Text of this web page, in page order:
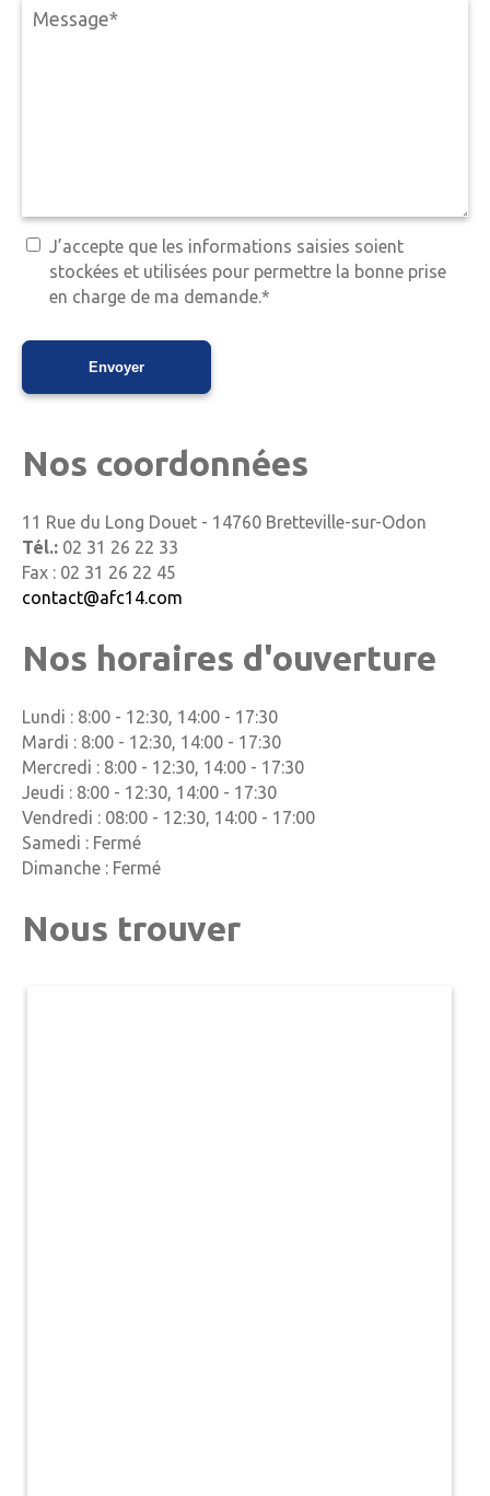
Nos coordonnées
11 Rue du Long Douet - 14760 Bretteville-sur-Odon
Tél.: 02 31 26 22 33
Fax : 02 31 26 22 45
contact@afc14.com
Nos horaires d'ouverture
Lundi : 8:00 - 12:30, 14:00 - 17:30
Mardi : 8:00 - 12:30, 14:00 - 17:30
Mercredi : 8:00 - 12:30, 14:00 - 17:30
Jeudi : 8:00 - 12:30, 14:00 - 17:30
Vendredi : 08:00 - 12:30, 14:00 - 17:00
Samedi : Fermé
Dimanche : Fermé
Nous trouver
J’accepte que les informations saisies soient
stockées et utilisées pour permettre la bonne prise
en charge de ma demande.*